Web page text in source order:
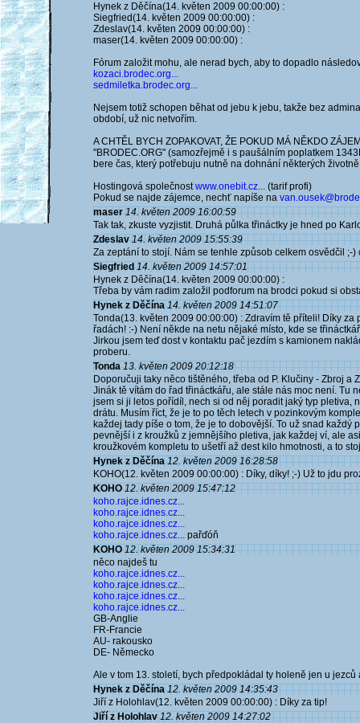
Hynek z Děčína(14. květen 2009 00:00:00) :
Siegfried(14. květen 2009 00:00:00) :
Zdeslav(14. květen 2009 00:00:00) :
maser(14. květen 2009 00:00:00) :
Fórum založit mohu, ale nerad bych, aby to dopadlo
kozaci.brodec.org...
sedmiletka.brodec.org...
Nejsem totiž schopen běhat od jebu k jebu, takže bez
období, už nic netvořím.
A CHTĚL BYCH ZOPAKOVAT, ŽE POKUD MÁ NĚKDO
"BRODEC.ORG" (samozřejmě i s paušálním poplatkem
bere čas, který potřebuju nutně na dohnání některých
Hostingová společnostwww.onebit.cz... (tarif profi)
Pokud se najde zájemce, nechť napíše na
maser 14. květen 2009 16:00:59
Tak tak, zkuste vyzjistit. Druhá půlka třináctky je hned po
Zdeslav 14. květen 2009 15:55:39
Za zeptání to stojí. Nám se tenhle způsob celkem osvědčil ;-)
Siegfried 14. květen 2009 14:57:01
Hynek z Děčína(14. květen 2009 00:00:00) :
Třeba by vám radim založil podforum na brodci pokud si
Hynek z Děčína 14. květen 2009 14:51:07
Tonda(13. květen 2009 00:00:00) : Zdravím tě příteli! Díky
řadách! :-) Není někde na netu nějaké místo, kde se
Jirkou jsem teď dost v kontaktu pač jezdím s kamionem
proberu.
Tonda 13. květen 2009 20:12:18
Doporučuji taky něco tištěného, třeba od P. Klučiny - Zbroj a
Jinák tě vítám do řad třináctkářu, ale stále nás moc není. Tu
jsem si ji letos pořídíl, nech si od něj poradit jaký typ pletiva,
drátu. Musím říct, že je to po těch letech v pozinkovým
každej tady píše o tom, že je to dobovější. To už snad
pevnější i z kroužků z jemnějšího pletiva, jak každej ví, ale
kroužkovém kompletu to ušetří až dest kilo hmotnosti, a to
Hynek z Děčína 12. květen 2009 16:28:58
KOHO(12. květen 2009 00:00:00) : Díky, díky! ;-) Už to jdu
KOHO 12. květen 2009 15:47:12
koho.rajce.idnes.cz...
koho.rajce.idnes.cz...
koho.rajce.idnes.cz...
koho.rajce.idnes.cz... pařďóň
KOHO 12. květen 2009 15:34:31
něco najdeš tu
koho.rajce.idnes.cz...
koho.rajce.idnes.cz...
koho.rajce.idnes.cz...
koho.rajce.idnes.cz...
GB-Anglie
FR-Francie
AU- rakousko
DE- Německo
Ale v tom 13. století, bych předpokládal ty holeně jen u
Hynek z Děčína 12. květen 2009 14:35:43
Jiří z Holohlav(12. květen 2009 00:00:00) : Díky za tip!
Jiří z Holohlav 12. květen 2009 14:27:02